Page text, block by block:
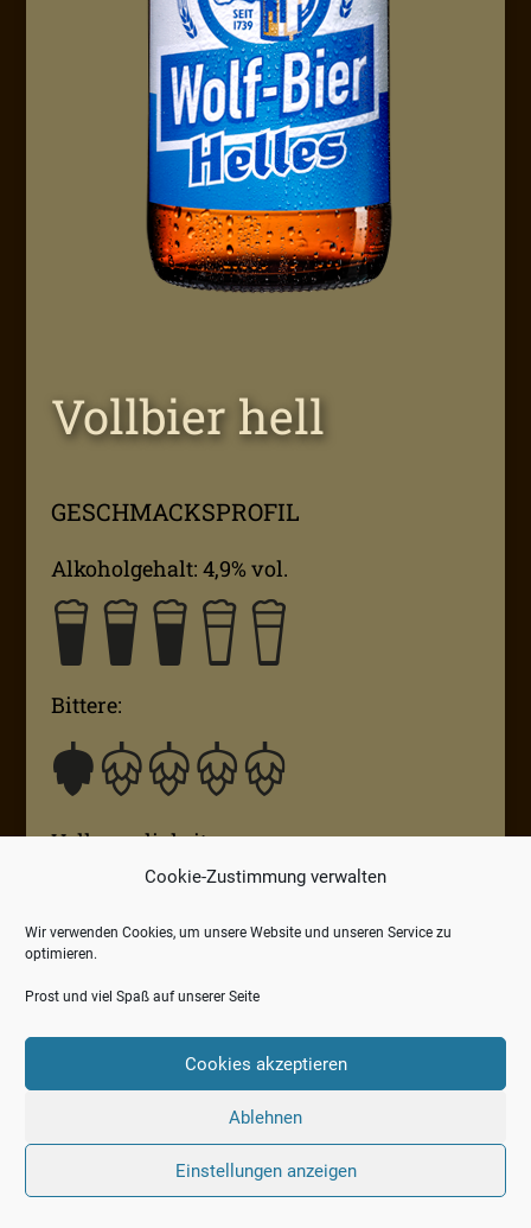
Cookie-Zustimmung verwalten
Wir verwenden Cookies, um unsere Website und unseren Service zu
optimieren.
Prost und viel Spaß auf unserer Seite
Cookies akzeptieren
Ablehnen
Einstellungen anzeigen
Vollbier hell
GESCHMACKSPROFIL
Alkoholgehalt: 4,9% vol.
Bittere:
Vollmundigkeit: